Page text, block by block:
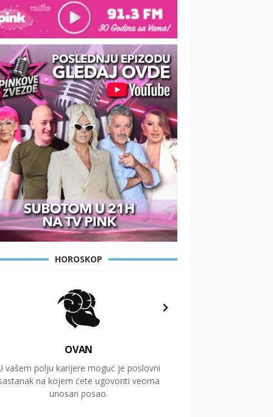
HOROSKOP
OVAN
vašem polju karijere moguć je poslovni
na kojem ćete ugovoriti veoma
unosan posao.